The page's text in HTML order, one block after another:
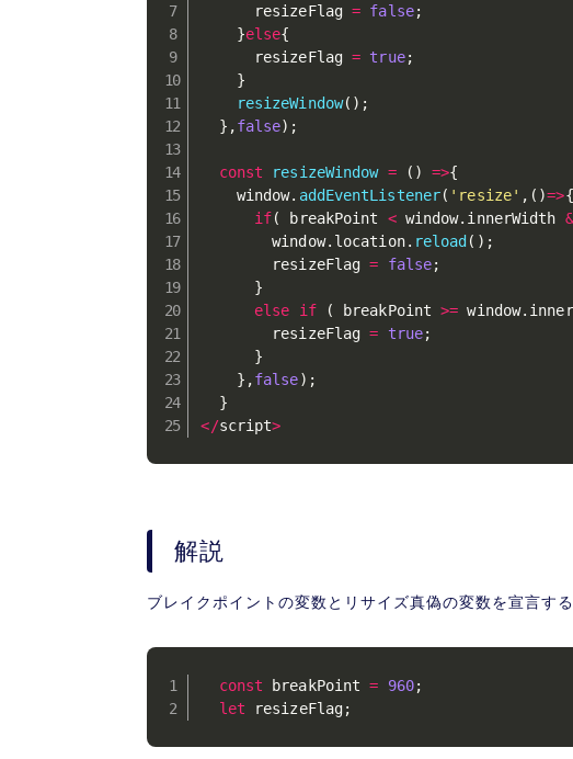
      resizeFlag
= false;
}else{
      resizeFlag
= true;
}
resizeWindow( ) ;
} ,false) ;
const resizeWindow = ( ) =>{
    window
. addEventListener( 'resize' , ( )=>{
if( breakPoint < window. innerWidth
        window
. location. reload ( ) ;
        resizeFlag
= false;
}
else
if ( breakPoint >= window.
        resizeFlag
= true;
}
} ,false) ;
}
</script>
解説
ブレイクポイントの変数とリサイズ真偽の変数を宣言する
const breakPoint = 960;
let resizeFlag;